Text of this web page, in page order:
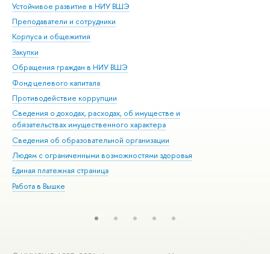
Устойчивое развитие в НИУ ВШЭ
Преподаватели и сотрудники
Корпуса и общежития
Закупки
Обращения граждан в НИУ ВШЭ
Фонд целевого капитала
Противодействие коррупции
Сведения о доходах, расходах, об имуществе и
обязательствах имущественного характера
Сведения об образовательной организации
Людям с ограниченными возможностями здоровья
Единая платежная страница
Работа в Вышке